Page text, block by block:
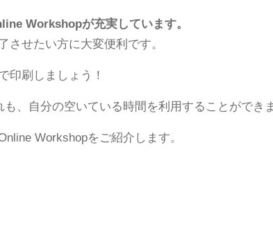
Workshopが充実しています。
させたい方に大変便利です。
印刷しましょう！
、自分の空いている時間を利用することができ
Workshopをご紹介します。